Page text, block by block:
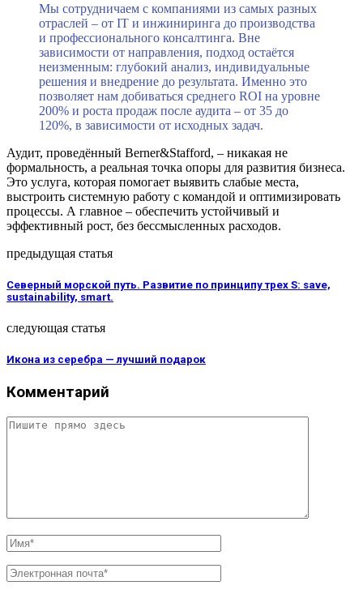
Мы сотрудничаем с компаниями из самых разных
отраслей – от IT и инжиниринга до производства
и профессионального консалтинга. Вне
зависимости от направления, подход остаётся
неизменным: глубокий анализ, индивидуальные
решения и внедрение до результата. Именно это
позволяет нам добиваться среднего ROI на уровне
200% и роста продаж после аудита – от 35 до
120%, в зависимости от исходных задач.
Аудит, проведённый Berner&Stafford, – никакая не
формальность, а реальная точка опоры для развития бизнеса.
Это услуга, которая помогает выявить слабые места,
выстроить системную работу с командой и оптимизировать
процессы. А главное – обеспечить устойчивый и
эффективный рост, без бессмысленных расходов.
предыдущая статья
Северный морской путь. Развитие по принципу трех S: save,
sustainability, smart.
следующая статья
Икона из серебра — лучший подарок
Комментарий